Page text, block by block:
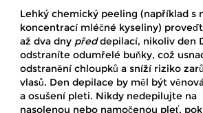
Lehký chemický peeling (například s
koncentrací mléčné kyseliny)
až dva dny předdepilací, nikoliv den
odstraníte odumřelé buňky, což
odstranění chloupků a sníží riziko
vlasů. Den depilace by měl být
a osušení pleti. Nikdy nedepilujte na
nasolenou nebo namočenou pleť,